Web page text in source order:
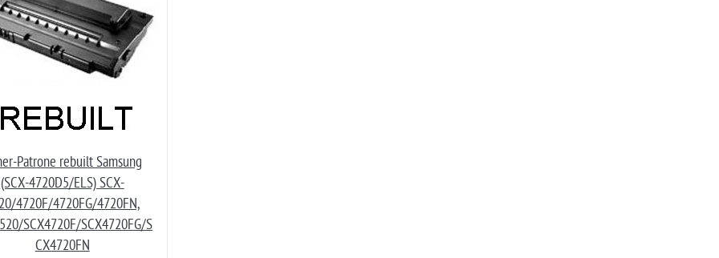
Patrone rebuilt Samsung
(SCX-4720D5/ELS) SCX-
4720F/4720FG/4720FN,
SCX4720F/SCX4720FG/S
CX4720FN